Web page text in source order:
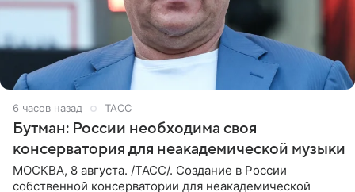
6 часов назад ТАСС
Бутман: России необходима своя
консерватория для неакадемической музыки
МОСКВА, 8 августа. /ТАСС/. Создание в России
собственной консерватории для неакадемической